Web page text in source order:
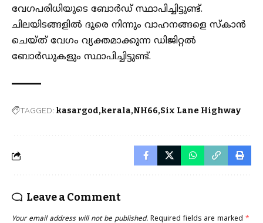
വേഗപരിധിയുടെ ബോർഡ് സ്ഥാപിച്ചിട്ടുണ്ട്.
ചിലയിടങ്ങളിൽ ദൂരെ നിന്നും വാഹനങ്ങളെ സ്‌കാൻ
ചെയ്ത് വേഗം വ്യക്തമാക്കുന്ന ഡിജിറ്റൽ
ബോർഡുകളും സ്ഥാപിച്ചിട്ടുണ്ട്.
TAGGED: kasargod kerala NH66 Six Lane Highway
Leave a Comment
Your email address will not be published. Required fields are marked *